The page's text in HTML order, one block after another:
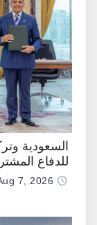
السعودية
للدفاع
7, 2026